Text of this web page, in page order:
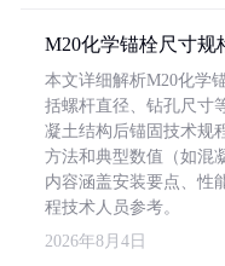
M20化学锚栓尺寸规
本文详细解析M20化学
括螺杆直径、钻孔尺寸
凝土结构后锚固技术规
方法和典型数值（如混
内容涵盖安装要点、性
程技术人员参考。
2026年8月4日